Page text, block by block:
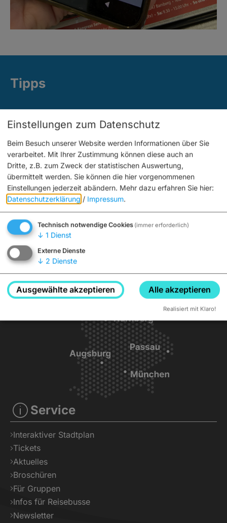
Tipps
Anzeigen
Service
Interaktiver Stadtplan
Tickets
Aktuelles
Broschüren
Für Gruppen
Infos für Reisebusse
Newsletter
Einstellungen zum Datenschutz
Beim Besuch unserer Website werden Informationen über Sie
verarbeitet. Mit Ihrer Zustimmung können diese auch an
Dritte, z.B. zum Zweck der statistischen Auswertung,
übermittelt werden. Sie können die hier vorgenommenen
Einstellungen jederzeit abändern. Mehr dazu erfahren Sie hier:
Datenschutzerklärung / Impressum.
Technisch notwendige Cookies (immer erforderlich)
↓ 1 Dienst
Externe Dienste
↓ 2 Dienste
Ausgewählte akzeptieren Alle akzeptieren
Realisiert mit Klaro!